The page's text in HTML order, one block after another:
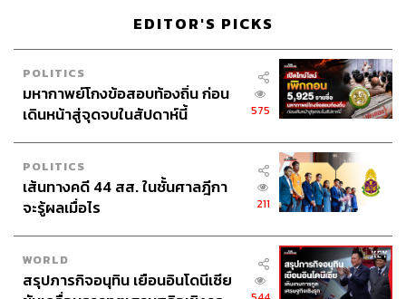
ผ่านแอปพลิเคชันต่างๆ ที่คุณสะดวกหรือใช้งานอยู่แล้วได้เลย
TAGS: เศรษฐกิจไทย GDP
ตะวันออกกลาง
ดนุชา พิชยนันท์
สินเชื่อ SME
EDITOR'S PICKS
POLITICS
มหากาพย์โกงข้อสอบท้องถิ่น ก่อน
เดินหน้าสู่จุดจบในสัปดาห์นี้
575
POLITICS
เส้นทางคดี 44 สส. ในชั้นศาลฎีกา
จะรู้ผลเมื่อไร
211
WORLD
สรุปภารกิจอนุทิน เยือนอินโดนีเซีย